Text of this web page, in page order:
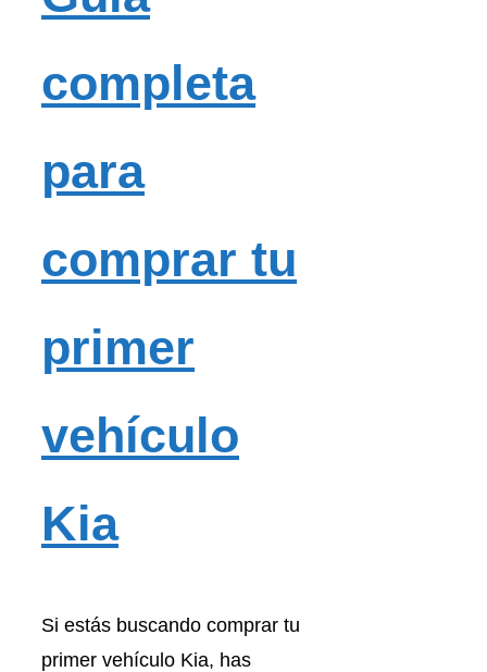
completa
para
comprar tu
primer
vehículo
Kia
Si estás buscando comprar tu
primer vehículo Kia, has